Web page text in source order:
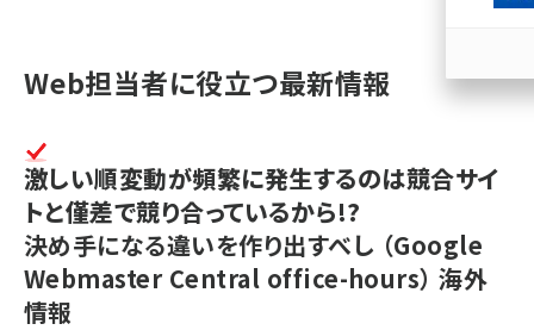
Web担当者に役立つ最新情報
激しい順変動が頻繁に発生するのは競合サイ
トと僅差で競り合っているから!?
決め手になる違いを作り出すべし （Google
Webmaster Central office-hours）海外
情報